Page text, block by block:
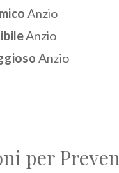
Anzio
Anzio
Anzio
per